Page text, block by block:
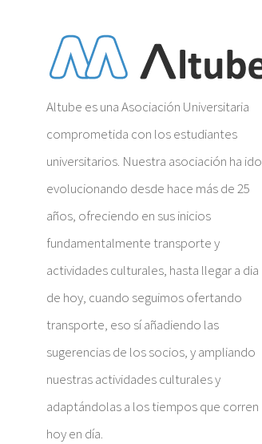
Altube es una Asociación Universitaria
comprometida con los estudiantes
universitarios. Nuestra asociación ha ido
evolucionando desde hace más de 25
años, ofreciendo en sus inicios
fundamentalmente transporte y
actividades culturales, hasta llegar a dia
de hoy, cuando seguimos ofertando
transporte, eso sí añadiendo las
sugerencias de los socios, y ampliando
nuestras actividades culturales y
adaptándolas a los tiempos que corren
hoy en día.